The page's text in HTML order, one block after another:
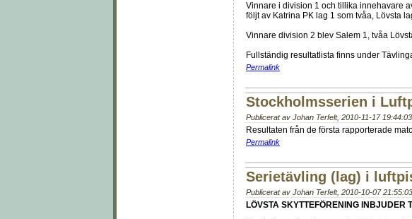
Vinnare i division 1 och tillika innehavare
följt av Katrina PK lag 1 som tvåa, Lövsta
Vinnare division 2 blev Salem 1, tvåa
Fullständig resultatlista finns under
Permalink
Stockholmsserien i
Publicerat av Johan Terfelt, 2010-11-17 19:44:03
Resultaten från de första rapporterade
Permalink
Serietävling (lag) i
Publicerat av Johan Terfelt, 2010-10-07 21:55:03
LÖVSTA SKYTTEFÖRENING INBJUDER